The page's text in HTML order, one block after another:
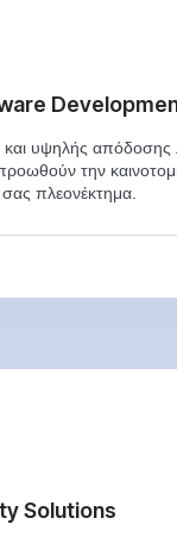
υψηλής απόδοσης
την
πλεονέκτημα.
Solutions